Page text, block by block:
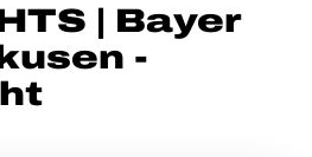
| Bayer
-